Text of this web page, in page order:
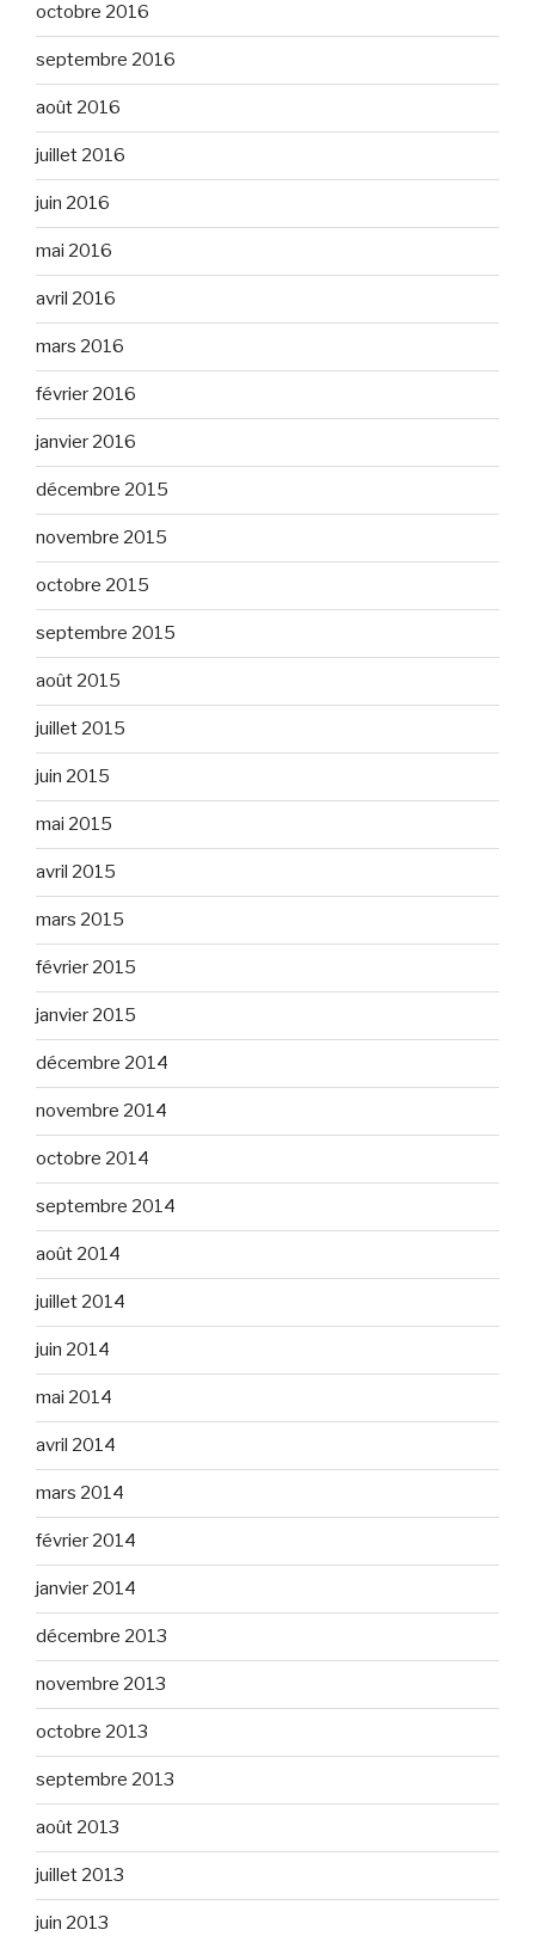
octobre 2016
septembre 2016
août 2016
juillet 2016
juin 2016
mai 2016
avril 2016
mars 2016
février 2016
janvier 2016
décembre 2015
novembre 2015
octobre 2015
septembre 2015
août 2015
juillet 2015
juin 2015
mai 2015
avril 2015
mars 2015
février 2015
janvier 2015
décembre 2014
novembre 2014
octobre 2014
septembre 2014
août 2014
juillet 2014
juin 2014
mai 2014
avril 2014
mars 2014
février 2014
janvier 2014
décembre 2013
novembre 2013
octobre 2013
septembre 2013
août 2013
juillet 2013
juin 2013